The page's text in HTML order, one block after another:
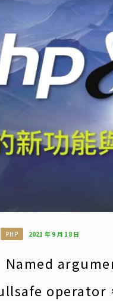
PHP 2021 年 9 月 18 日
Named
operator